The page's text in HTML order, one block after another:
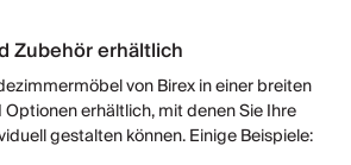
Zubehör erhältlich
von Birex in einer breiten
erhältlich, mit denen Sie Ihre
gestalten können. Einige Beispiele: